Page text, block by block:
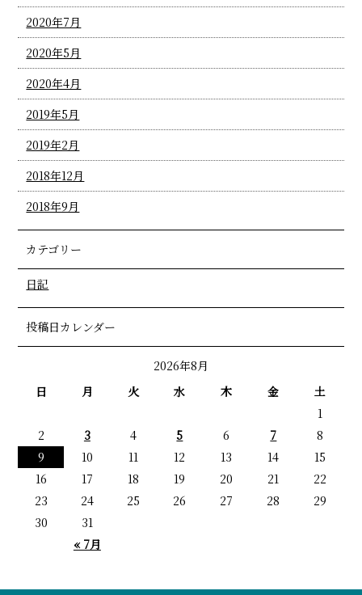
2020年7月
2020年5月
2020年4月
2019年5月
2019年2月
2018年12月
2018年9月
カテゴリー
日記
投稿日カレンダー
2026年8月
日
月 火 水 木 金 土
« 7月
1
2
3 4 5 6 7
8
9
10 11 12 13 14
15
16
17 18 19 20 21
22
23
24 25 26 27 28
29
30
31